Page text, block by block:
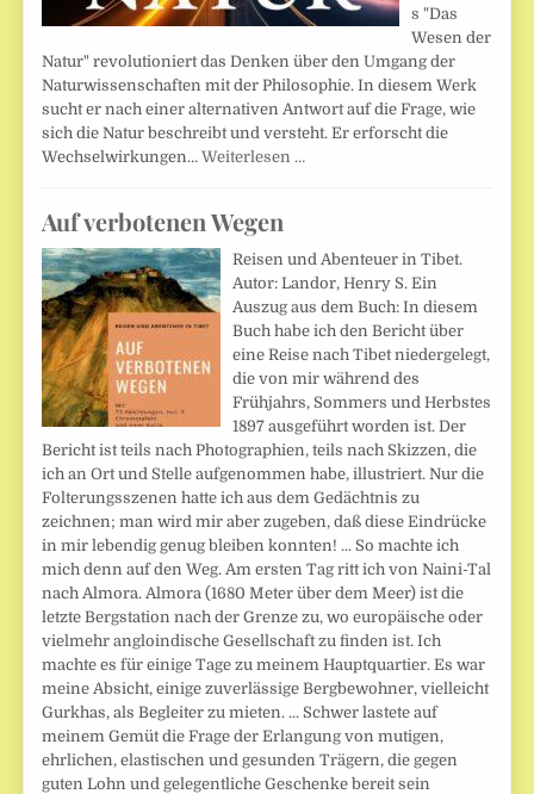
s "Das
Wesen der
Natur" revolutioniert das Denken über den Umgang der
Naturwissenschaften mit der Philosophie. In diesem Werk
sucht er nach einer alternativen Antwort auf die Frage, wie
sich die Natur beschreibt und versteht. Er erforscht die
Wechselwirkungen…Weiterlesen …
Auf verbotenen Wegen
Reisen und Abenteuer in Tibet.
Autor: Landor, Henry S. Ein
Auszug aus dem Buch: In diesem
Buch habe ich den Bericht über
eine Reise nach Tibet niedergelegt,
die von mir während des
Frühjahrs, Sommers und Herbstes
1897 ausgeführt worden ist. Der
Bericht ist teils nach Photographien, teils nach Skizzen, die
ich an Ort und Stelle aufgenommen habe, illustriert. Nur die
Folterungsszenen hatte ich aus dem Gedächtnis zu
zeichnen; man wird mir aber zugeben, daß diese Eindrücke
in mir lebendig genug bleiben konnten! ... So machte ich
mich denn auf den Weg. Am ersten Tag ritt ich von Naini-Tal
nach Almora. Almora (1680 Meter über dem Meer) ist die
letzte Bergstation nach der Grenze zu, wo europäische oder
vielmehr angloindische Gesellschaft zu finden ist. Ich
machte es für einige Tage zu meinem Hauptquartier. Es war
meine Absicht, einige zuverlässige Bergbewohner, vielleicht
Gurkhas, als Begleiter zu mieten. ... Schwer lastete auf
meinem Gemüt die Frage der Erlangung von mutigen,
ehrlichen, elastischen und gesunden Trägern, die gegen
guten Lohn und gelegentliche Geschenke bereit sein